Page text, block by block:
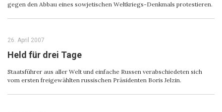
gegen den Abbau eines sowjetischen Weltkriegs-Denkmals protestieren.
26. April 2007
Held für drei Tage
Staatsführer aus aller Welt und einfache Russen verabschiedeten sich
vom ersten freigewählten russischen Präsidenten Boris Jelzin.